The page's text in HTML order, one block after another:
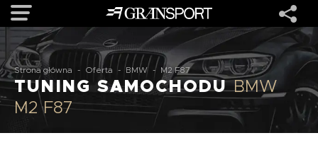
OFERTA
MARKI
Strona główna - Oferta - BMW - M2 F87
TUNING SAMOCHODUBMW
M2 F87